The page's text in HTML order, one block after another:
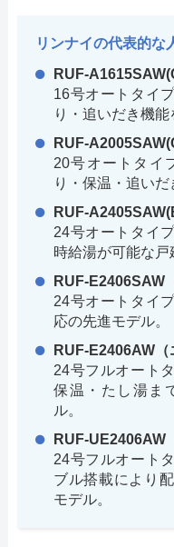
リンナイの代表的な
RUF-
16号オートタイ
り・追いだき機能
RUF-
20号オートタイ
り・保温・追いだ
RUF-
24号オートタイ
時給湯が可能な戸
RUF-E2406SAW
24号オートタイ
応の先進モデル。
RUF-E2406AW（
24号フルオート
保温・たし湯ま
ル。
RUF-UE2406AW
24号フルオート
ブル搭載により
モデル。